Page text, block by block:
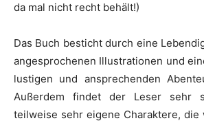
da mal nicht recht behält!)
Das Buch besticht durch eine
angesprochenen Illustrationen und
lustigen und ansprechenden
Außerdem findet der Leser sehr
teilweise sehr eigene Charaktere,